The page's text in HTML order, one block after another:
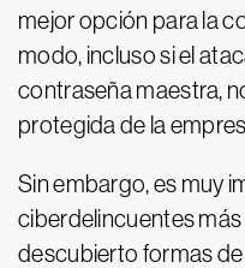
mejor opción para la
modo, incluso si el
contraseña maestra,
protegida de la
Sin embargo, es muy
ciberdelincuentes
descubierto formas